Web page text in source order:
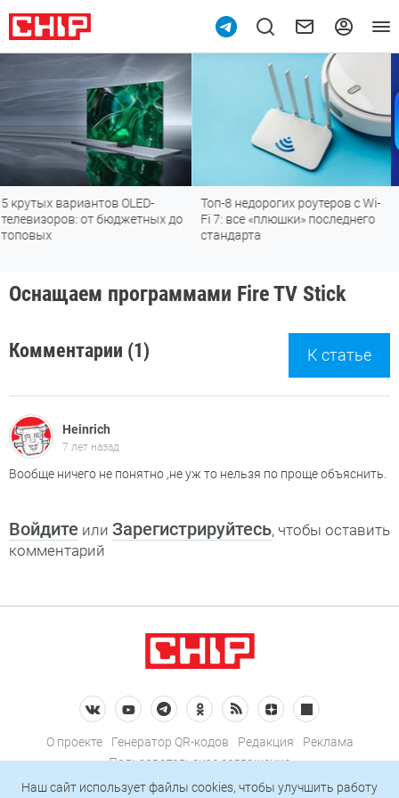
до
Топ-8 недорогих роутеров с Wi-
Fi 7: все «плюшки» последнего
Подпишись на наш
мессенджере МАХ
Оснащаем программами Fire TV Stick
Комментарии (1) К статье
Heinrich
7 лет назад
Вообще ничего не понятно ,не уж то нельзя по проще объяснить.
Войдите или Зарегистрируйтесь, чтобы оставить
комментарий
О проекте Генератор QR-кодов Редакция
Реклама
Пользовательское соглашение
Политика конфиденциальности
Наш сайт использует файлы cookies, чтобы улучшить работу